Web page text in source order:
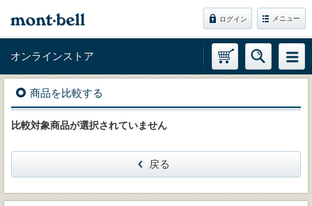
ログイン メニュー
オンラインストア
商品を比較する
比較対象商品が選択されていません
戻る